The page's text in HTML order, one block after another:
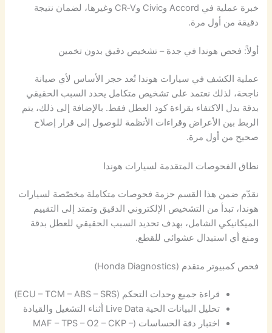
خبرة عملية في Accord وCivic وCR‑V وغيرها، لضمان نتيجة
دقيقة من أول مرة.
أولاً: فحص هوندا في جدة – تشخيص دقيق بدون تخمين
عملية الكشف في سيارات هوندا تُعد حجر الأساس لأي صيانة
ناجحة، لذلك نعتمد على تشخيص متكامل يحدد السبب الحقيقي
بدقة بدل الاكتفاء بقراءة كود العطل فقط. بالإضافة إلى ذلك، يتم
الربط بين الأعراض وقراءات الأنظمة للوصول إلى قرار إصلاح
صحيح من أول مرة.
نطاق الفحوصات المتقدمة لسيارات هوندا
نقدّم ضمن هذا القسم حزمة فحوصات متكاملة مخصّصة لسيارات
هوندا، تبدأ من التشخيص الإلكتروني الدقيق وتمتد إلى التقييم
الميكانيكي الشامل، بهدف تحديد السبب الحقيقي للعطل بدقة
ومنع أي استبدال عشوائي للقطع.
فحص كمبيوتر متقدم (Honda Diagnostics)
قراءة جميع وحدات التحكم (ECU – TCM – ABS – SRS)
تحليل البيانات الحية Live Data أثناء التشغيل والقيادة
اختبار دقة الحساسات (MAF – TPS – O2 – CKP –